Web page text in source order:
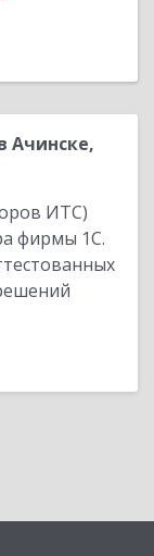
Ачинске,
ИТС)
фирмы 1С.